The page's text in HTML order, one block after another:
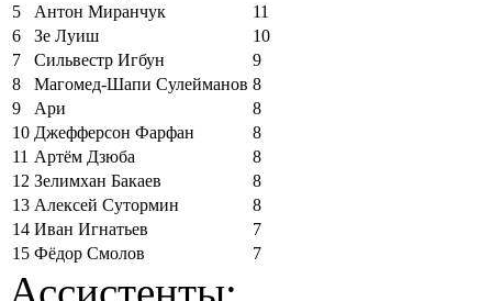
5
Антон Миранчук
11
6
Зе Луиш
10
7
Сильвестр Игбун
9
8
Магомед-Шапи Сулейманов 8
9
Ари
8
10 Джефферсон Фарфан
8
11 Артём Дзюба
8
12 Зелимхан Бакаев
8
13 Алексей Сутормин
8
14 Иван Игнатьев
7
15 Фёдор Смолов 7
Ассистенты: